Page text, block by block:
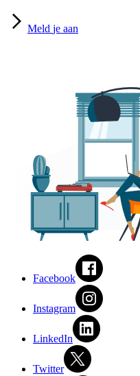
Meld je aan
Facebook
Instagram
LinkedIn
Twitter